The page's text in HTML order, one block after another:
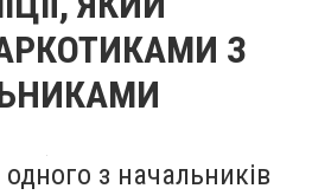
З
з начальників